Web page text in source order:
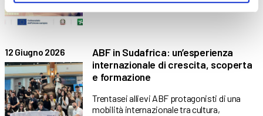
12 Giugno 2026
ABF in Sudafrica: un’esperienza
internazionale di crescita, scoperta
e formazione
Trentasei allievi ABF protagonisti di una
mobilità internazionale tra cultura,